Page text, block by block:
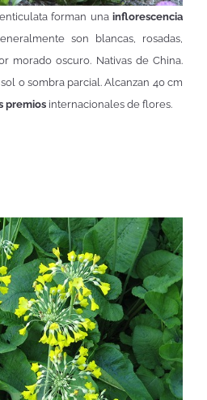
forman unainflorescencia
son blancas, rosadas,
morado oscuro. Nativas de China.
o sombra parcial. Alcanzan 40 cm
premios internacionales de flores.